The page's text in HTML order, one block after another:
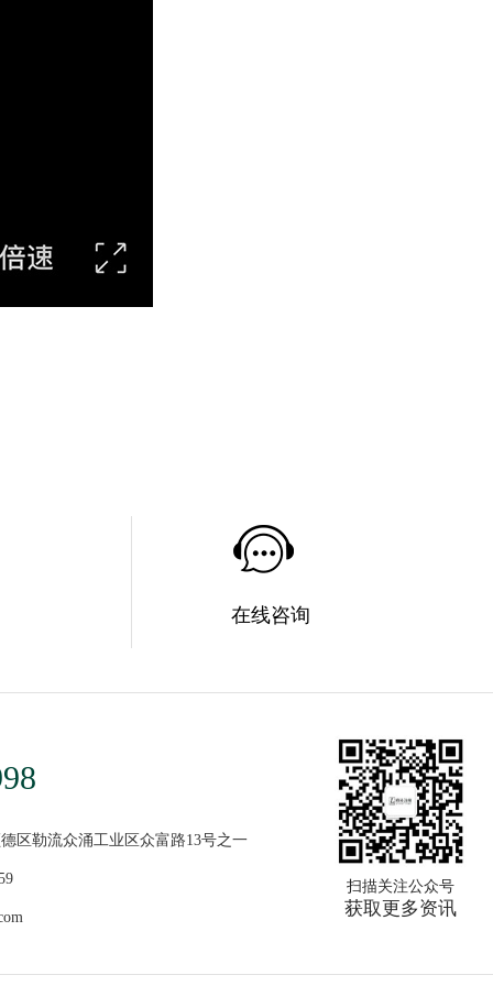
在线咨询
区勒流众涌工业区众富路13号之一
扫描关注公众号
获取更多资讯